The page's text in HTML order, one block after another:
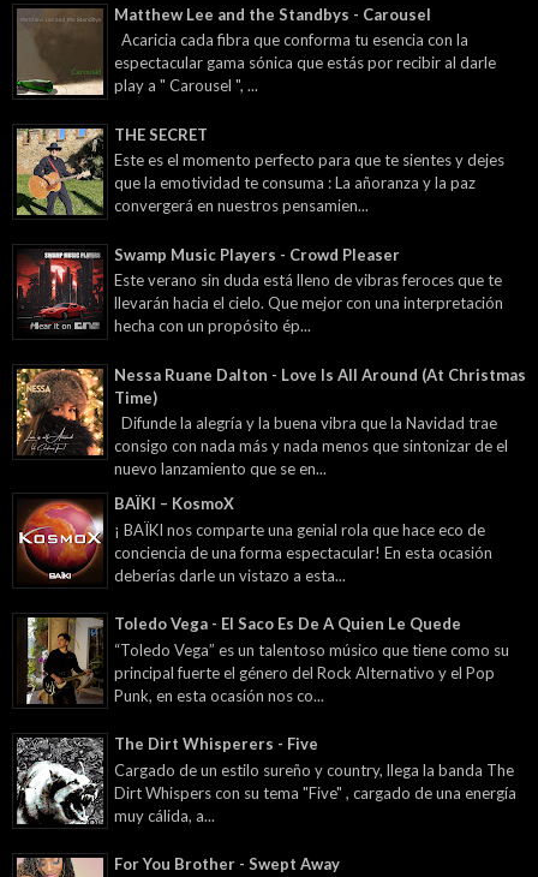
Matthew Lee and the Standbys - Carousel
Acaricia cada fibra que conforma tu esencia con la
espectacular gama sónica que estás por recibir al darle
play a " Carousel ", ...
THE SECRET
Este es el momento perfecto para que te sientes y dejes
que la emotividad te consuma : La añoranza y la paz
convergerá en nuestros pensamien...
Swamp Music Players - Crowd Pleaser
Este verano sin duda está lleno de vibras feroces que te
llevarán hacia el cielo. Que mejor con una interpretación
hecha con un propósito ép...
Nessa Ruane Dalton - Love Is All Around (At Christmas
Time)
Difunde la alegría y la buena vibra que la Navidad trae
consigo con nada más y nada menos que sintonizar de el
nuevo lanzamiento que se en...
BAÏKI – KosmoX
¡ BAÏKI nos comparte una genial rola que hace eco de
conciencia de una forma espectacular! En esta ocasión
deberías darle un vistazo a esta...
Toledo Vega - El Saco Es De A Quien Le Quede
“Toledo Vega” es un talentoso músico que tiene como su
principal fuerte el género del Rock Alternativo y el Pop
Punk, en esta ocasión nos co...
The Dirt Whisperers - Five
Cargado de un estilo sureño y country, llega la banda The
Dirt Whispers con su tema "Five" , cargado de una energía
muy cálida, a...
For You Brother - Swept Away